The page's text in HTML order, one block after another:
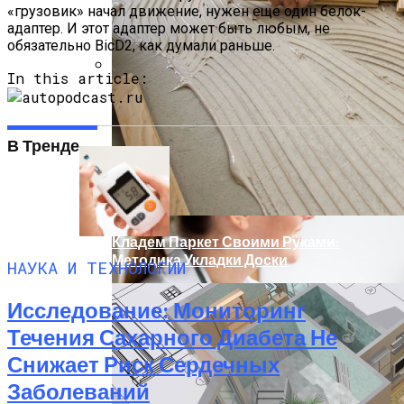
Использование Искусственного
Интеллекта Помогает Лучше
Подготовить Будущих Нейрохирургов
Кладем Паркет Своими Руками:
Методика Укладки Доски
«грузовик» начал движение, нужен еще один белок-
адаптер. И этот адаптер может быть любым, не
обязательно BicD2, как думали раньше.
In this article:
В Тренде
НАУКА И ТЕХНОЛОГИИ
Исследование: Мониторинг
Течения Сахарного Диабета Не
Снижает Риск Сердечных
Заболеваний